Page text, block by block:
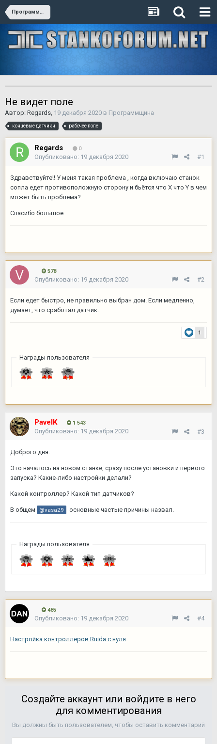
Программщина
Не видет поле
Автор: Regards, 19 декабря 2020 в Программщина
концевые датчики рабочее поле
Regards 0
#1
Опубликовано: 19 декабря 2020
Здравствуйте!! У меня такая проблема , когда включаю станок
сопла едет противоположную сторону и бьётся что X что Y в чем
может быть проблема?
Спасибо большое
578
#2
Опубликовано: 19 декабря 2020
Если едет быстро, не правильно выбран дом. Если медленно,
думает, что сработал датчик.
1
Награды пользователя
PavelK 1 543
#3
Опубликовано: 19 декабря 2020
Доброго дня.
Это началось на новом станке, сразу после установки и первого
запуска? Какие-либо настройки делали?
Какой контроллер? Какой тип датчиков?
В общем @vasa29 основные частые причины назвал.
Награды пользователя
485
#4
Опубликовано: 19 декабря 2020
Настройка контроллеров Ruida с нуля
Создайте аккаунт или войдите в него
для комментирования
Вы должны быть пользователем, чтобы оставить комментарий